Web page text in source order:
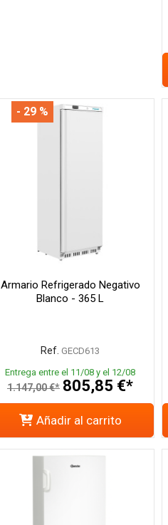
Armario Refrigerado Negativo
Blanco - 365 L
Ref. GECD613
Entrega entre el 11/08 y el 12/08
1.147,00 €* 805,85 €*
- 29 %
Añadir al carrito